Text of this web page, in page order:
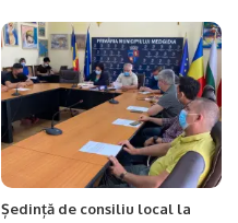
Ședință de consiliu local la